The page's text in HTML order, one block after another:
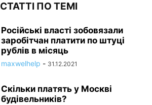
СТАТТІ ПО ТЕМІ
Російські власті зобовязали
заробітчан платити по штуці
рублів в місяць
maxwelhelp - 31.12.2021
Скільки платять у Москві
будівельників?